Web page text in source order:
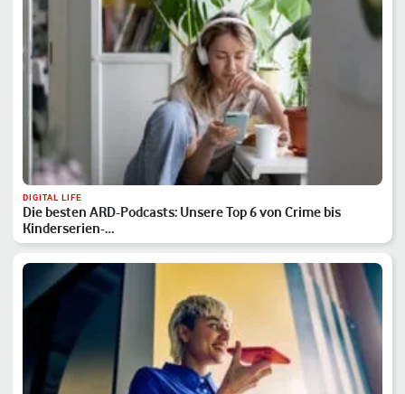
DIGITAL LIFE
Die besten ARD-Podcasts: Unsere Top 6 von Crime bis
Kinderserien-…